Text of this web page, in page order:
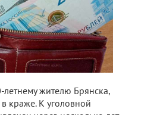
жителю Брянска,
краже. К уголовной